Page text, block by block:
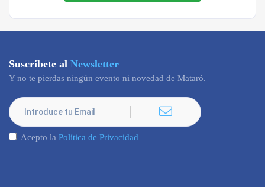
Suscribete al Newsletter
Y no te pierdas ningún evento ni novedad de Mataró.
Acepto la Política de Privacidad